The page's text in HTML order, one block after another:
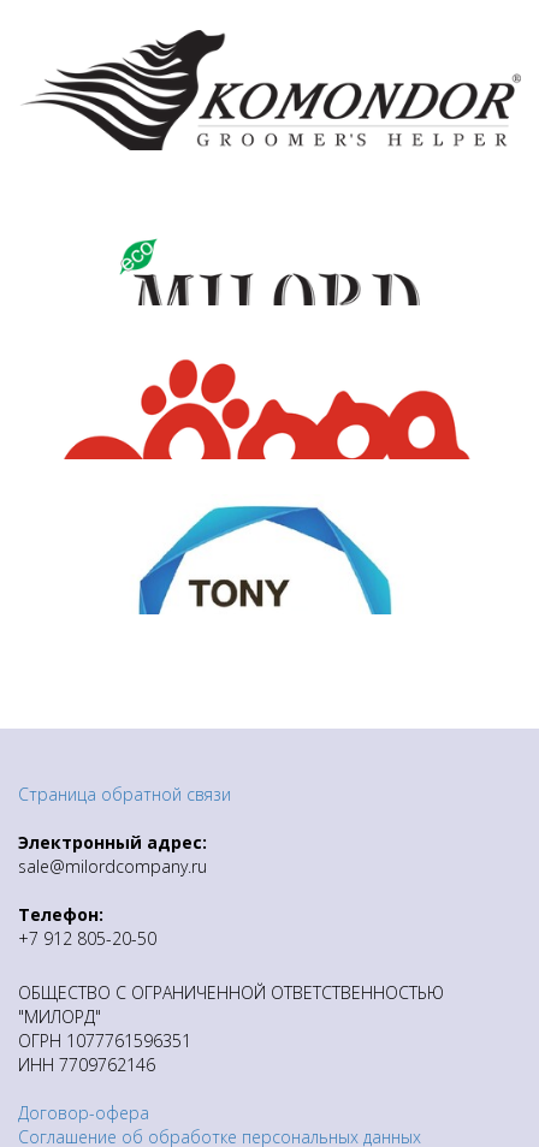
Страница обратной связи
Электронный адрес:
sale@milordcompany.ru
Телефон:
+7 912 805-20-50
ОБЩЕСТВО С ОГРАНИЧЕННОЙ ОТВЕТСТВЕННОСТЬЮ
"МИЛОРД"
ОГРН 1077761596351
ИНН 7709762146
Договор-офера
Соглашение об обработке персональных данных